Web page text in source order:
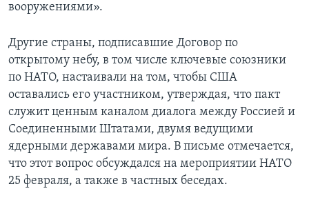
вооружениями».
Другие страны, подписавшие Договор по
открытому небу, в том числе ключевые союзники
по НАТО, настаивали на том, чтобы США
оставались его участником, утверждая, что пакт
служит ценным каналом диалога между Россией и
Соединенными Штатами, двумя ведущими
ядерными державами мира. В письме отмечается,
что этот вопрос обсуждался на мероприятии НАТО
25 февраля, а также в частных беседах.